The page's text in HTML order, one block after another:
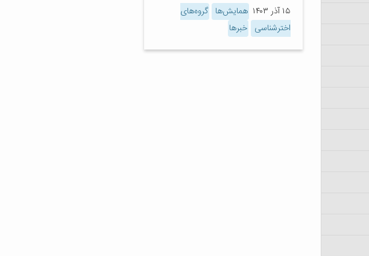
۱۵ آذر ۱۴۰۳ همایش‌ها گروه‌های
اخترشناسی خبرها